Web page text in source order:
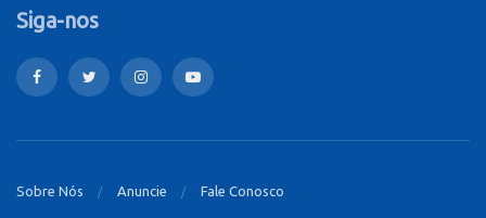
Siga-nos
Sobre Nós Anuncie Fale Conosco